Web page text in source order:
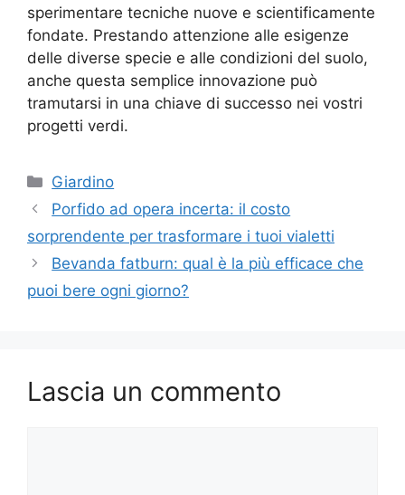
sperimentare tecniche nuove e scientificamente
fondate. Prestando attenzione alle esigenze
delle diverse specie e alle condizioni del suolo,
anche questa semplice innovazione può
tramutarsi in una chiave di successo nei vostri
progetti verdi.
Categorie
Giardino
Porfido ad opera incerta: il costo
sorprendente per trasformare i tuoi vialetti
Bevanda fatburn: qual è la più efficace che
puoi bere ogni giorno?
Lascia un commento